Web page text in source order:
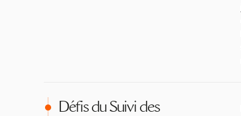
Défis du Suivi des